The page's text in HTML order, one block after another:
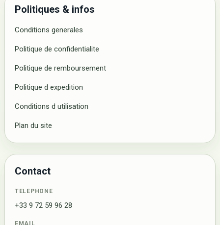
Politiques & infos
Conditions generales
Politique de confidentialite
Politique de remboursement
Politique d expedition
Conditions d utilisation
Plan du site
Contact
TELEPHONE
+33 9 72 59 96 28
EMAIL